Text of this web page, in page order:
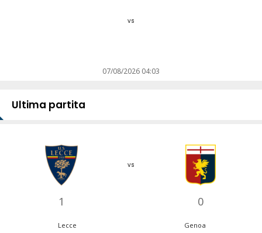
vs
07/08/2026 04:03
Ultima partita
1
vs
0
Lecce Genoa